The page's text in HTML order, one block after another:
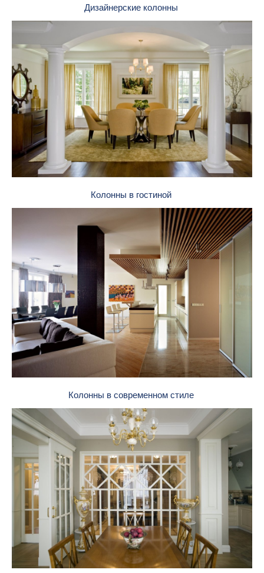
Дизайнерские колонны
Колонны в гостиной
Колонны в современном стиле